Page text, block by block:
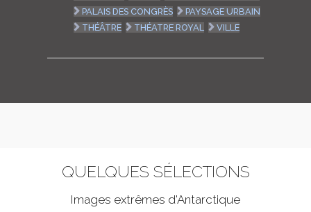
PALAIS DES CONGRÈS
PAYSAGE URBAIN
THÉÂTRE
THÉATRE ROYAL VILLE
QUELQUES SÉLECTIONS
Images extrêmes d'Antarctique